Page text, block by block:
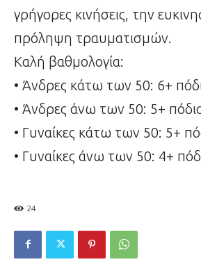
γρήγορες κινήσεις, την
πρόληψη τραυματισμών.
Καλή βαθμολογία:
• Άνδρες κάτω των 50: 6+
• Άνδρες άνω των 50: 5+
• Γυναίκες κάτω των 50: 5+
• Γυναίκες άνω των 50: 4+
24